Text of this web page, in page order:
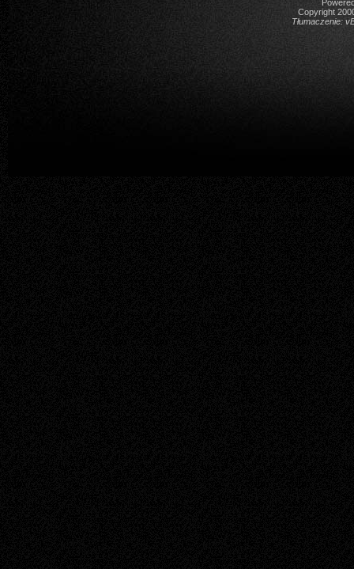
Copyright
Tłumaczenie: